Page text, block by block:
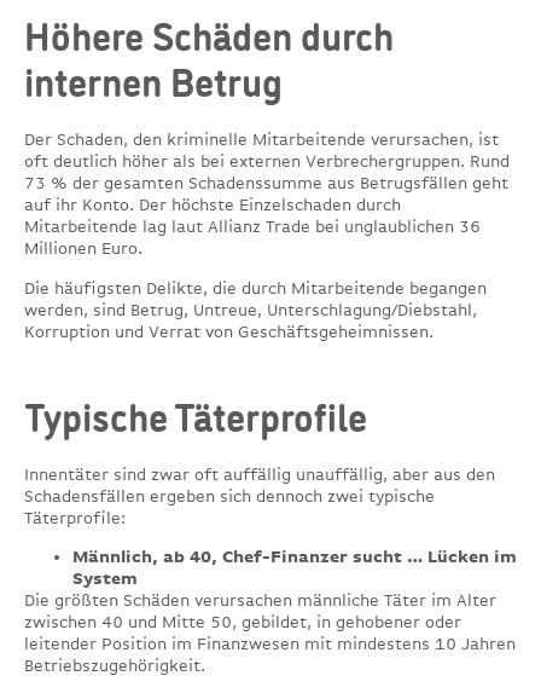
Höhere Schäden durch
internen Betrug
Der Schaden, den kriminelle Mitarbeitende verursachen, ist
oft deutlich höher als bei externen Verbrechergruppen. Rund
73 % der gesamten Schadenssumme aus Betrugsfällen geht
auf ihr Konto. Der höchste Einzelschaden durch
Mitarbeitende lag laut Allianz Trade bei unglaublichen 36
Millionen Euro.
Die häufigsten Delikte, die durch Mitarbeitende begangen
werden, sind Betrug, Untreue, Unterschlagung/Diebstahl,
Korruption und Verrat von Geschäftsgeheimnissen.
Typische Täterprofile
Innentäter sind zwar oft auffällig unauffällig, aber aus den
Schadensfällen ergeben sich dennoch zwei typische
Täterprofile:
Männlich, ab 40, Chef-Finanzer sucht … Lücken im
System
Die größten Schäden verursachen männliche Täter im Alter
zwischen 40 und Mitte 50, gebildet, in gehobener oder
leitender Position im Finanzwesen mit mindestens 10 Jahren
Betriebszugehörigkeit.